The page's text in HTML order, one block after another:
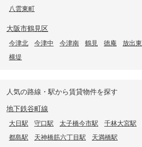
八雲東町
大阪市鶴見区
今津北 今津中 今津南 鶴見 徳庵 放出東
横堤
人気の路線・駅から賃貸物件を探す
地下鉄谷町線
大日駅 守口駅 太子橋今市駅 千林大宮駅
都島駅
天神橋筋六丁目駅 天満橋駅